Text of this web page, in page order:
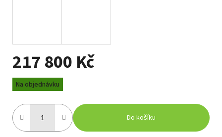
217 800 Kč
Měrná
cena:
Na objednávku
Do košíku